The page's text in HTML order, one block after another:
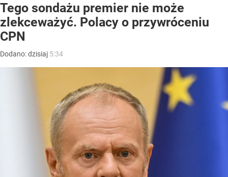
Tego sondażu premier nie może
zlekceważyć. Polacy o przywróceniu
CPN
Dodano:dzisiaj 5:34